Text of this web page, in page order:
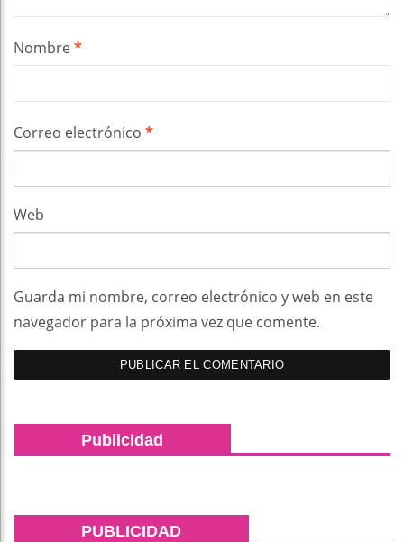
Nombre*
Correo electrónico *
Web
Guarda mi nombre, correo electrónico y web en este
navegador para la próxima vez que comente.
Publicidad
PUBLICIDAD